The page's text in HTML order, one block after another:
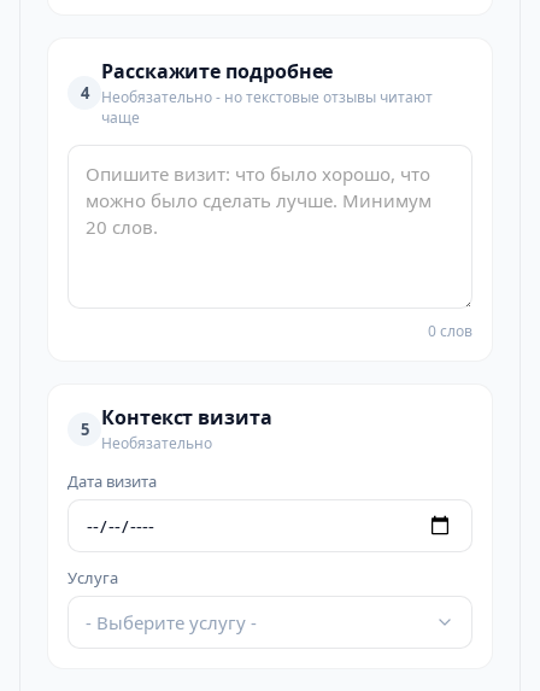
4
Расскажите подробнее
Необязательно - но текстовые отзывы читают
чаще
0 слов
5 Контекст визита
Необязательно
Дата визита
Услуга
- Выберите услугу -